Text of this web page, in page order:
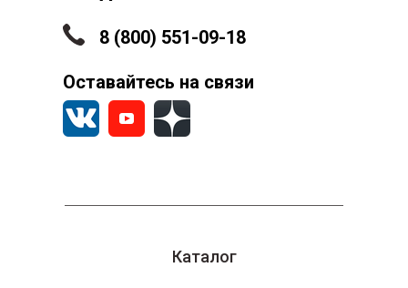
Каталог
8 (800) 551-09-18
Оставайтесь на связи